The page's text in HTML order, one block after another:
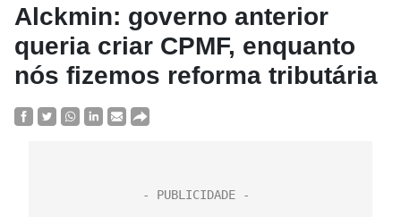
Alckmin: governo anterior
queria criar CPMF, enquanto
nós fizemos reforma tributária